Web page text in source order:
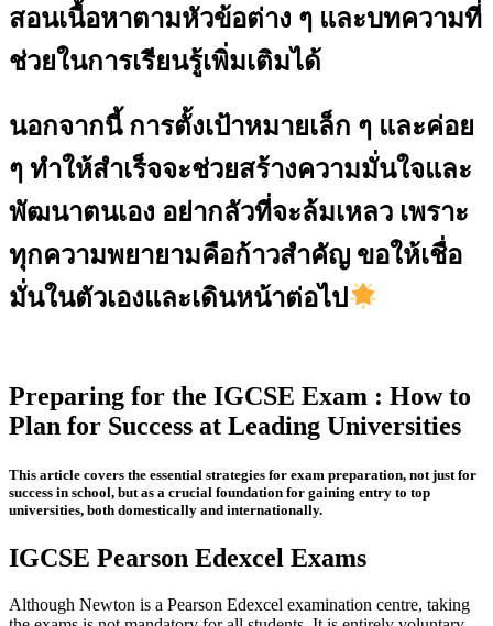
สอนเนื้อหาตามหัวข้อต่าง ๆ และบทความที่
ช่วยในการเรียนรู้เพิ่มเติมได้
นอกจากนี้ การตั้งเป้าหมายเล็ก ๆ และค่อย
ๆ ทำให้สำเร็จจะช่วยสร้างความมั่นใจและ
พัฒนาตนเอง อย่ากลัวที่จะล้มเหลว เพราะ
ทุกความพยายามคือก้าวสำคัญ ขอให้เชื่อ
มั่นในตัวเองและเดินหน้าต่อไป
Preparing for the IGCSE Exam : How to
Plan for Success at Leading Universities
This article covers the essential strategies for exam preparation, not just for
success in school, but as a crucial foundation for gaining entry to top
universities, both domestically and internationally.
IGCSE Pearson Edexcel Exams
Although Newton is a Pearson Edexcel examination centre, taking